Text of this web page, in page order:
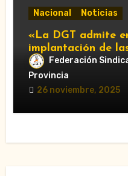
Nacional Noticias
«La DGT admite
implantación de
serán obligatorias
Federación
Provincia
26 noviembre, 2025